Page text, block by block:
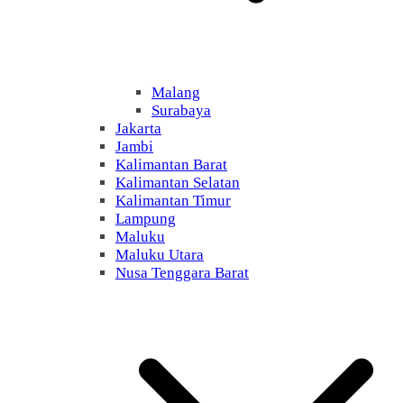
Malang
Surabaya
Jakarta
Jambi
Kalimantan Barat
Kalimantan Selatan
Kalimantan Timur
Lampung
Maluku
Maluku Utara
Nusa Tenggara Barat